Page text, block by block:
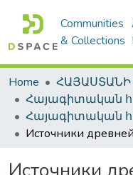
Communities
& Collections
Home